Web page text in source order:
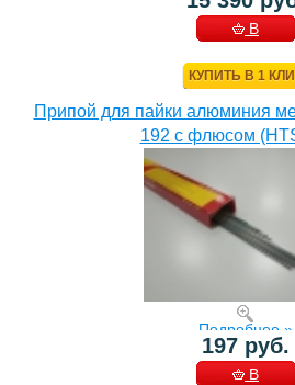
В
КУПИТЬ В 1
Припой для пайки алюминия
192 с флюсом
Подробнее »
197 руб.
В